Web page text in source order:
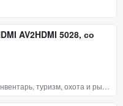
AV2HDMI 5028, со